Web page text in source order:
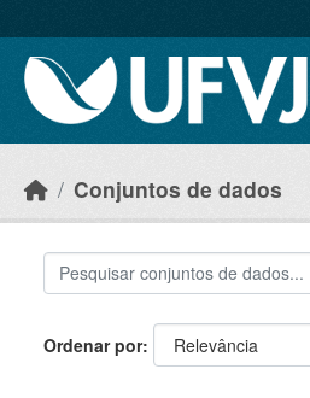
Conjuntos de dados
Ordenar por